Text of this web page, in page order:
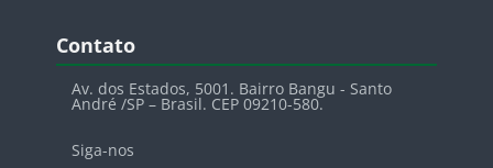
Blocos
Contato
Av. dos Estados, 5001. Bairro Bangu - Santo
André /SP – Brasil. CEP 09210-580.
Siga-nos